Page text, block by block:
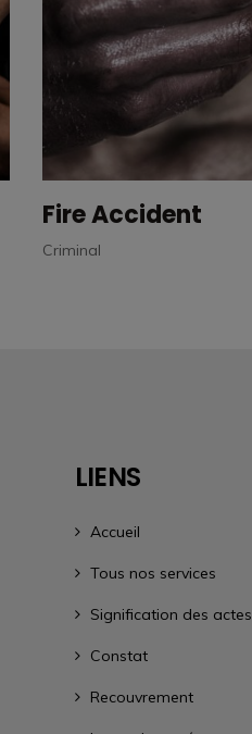
Sexual Offences
Civil
LIENS
Accueil
Tous nos services
Signification des actes
Constat
Recouvrement